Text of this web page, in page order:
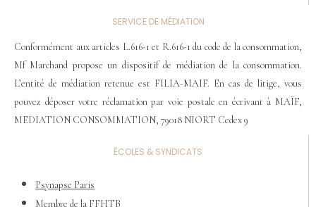
SERVICE DE MÉDIATION
Conformément aux articles L.616-1 et R.616-1 du code de la consommation,
Mf Marchand propose un dispositif de médiation de la consommation.
L’entité de médiation retenue est FILIA-MAIF. En cas de litige, vous
pouvez déposer votre réclamation par voie postale en écrivant à MAÏF,
MEDIATION CONSOMMATION, 79018 NIORT Cedex 9
ÉCOLES & SYNDICATS
Psynapse Paris
Membre de la FFHTB